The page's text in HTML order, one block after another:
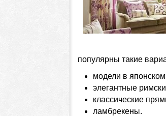
популярны такие
модели в японском
элегантные
классические
ламбрекены.